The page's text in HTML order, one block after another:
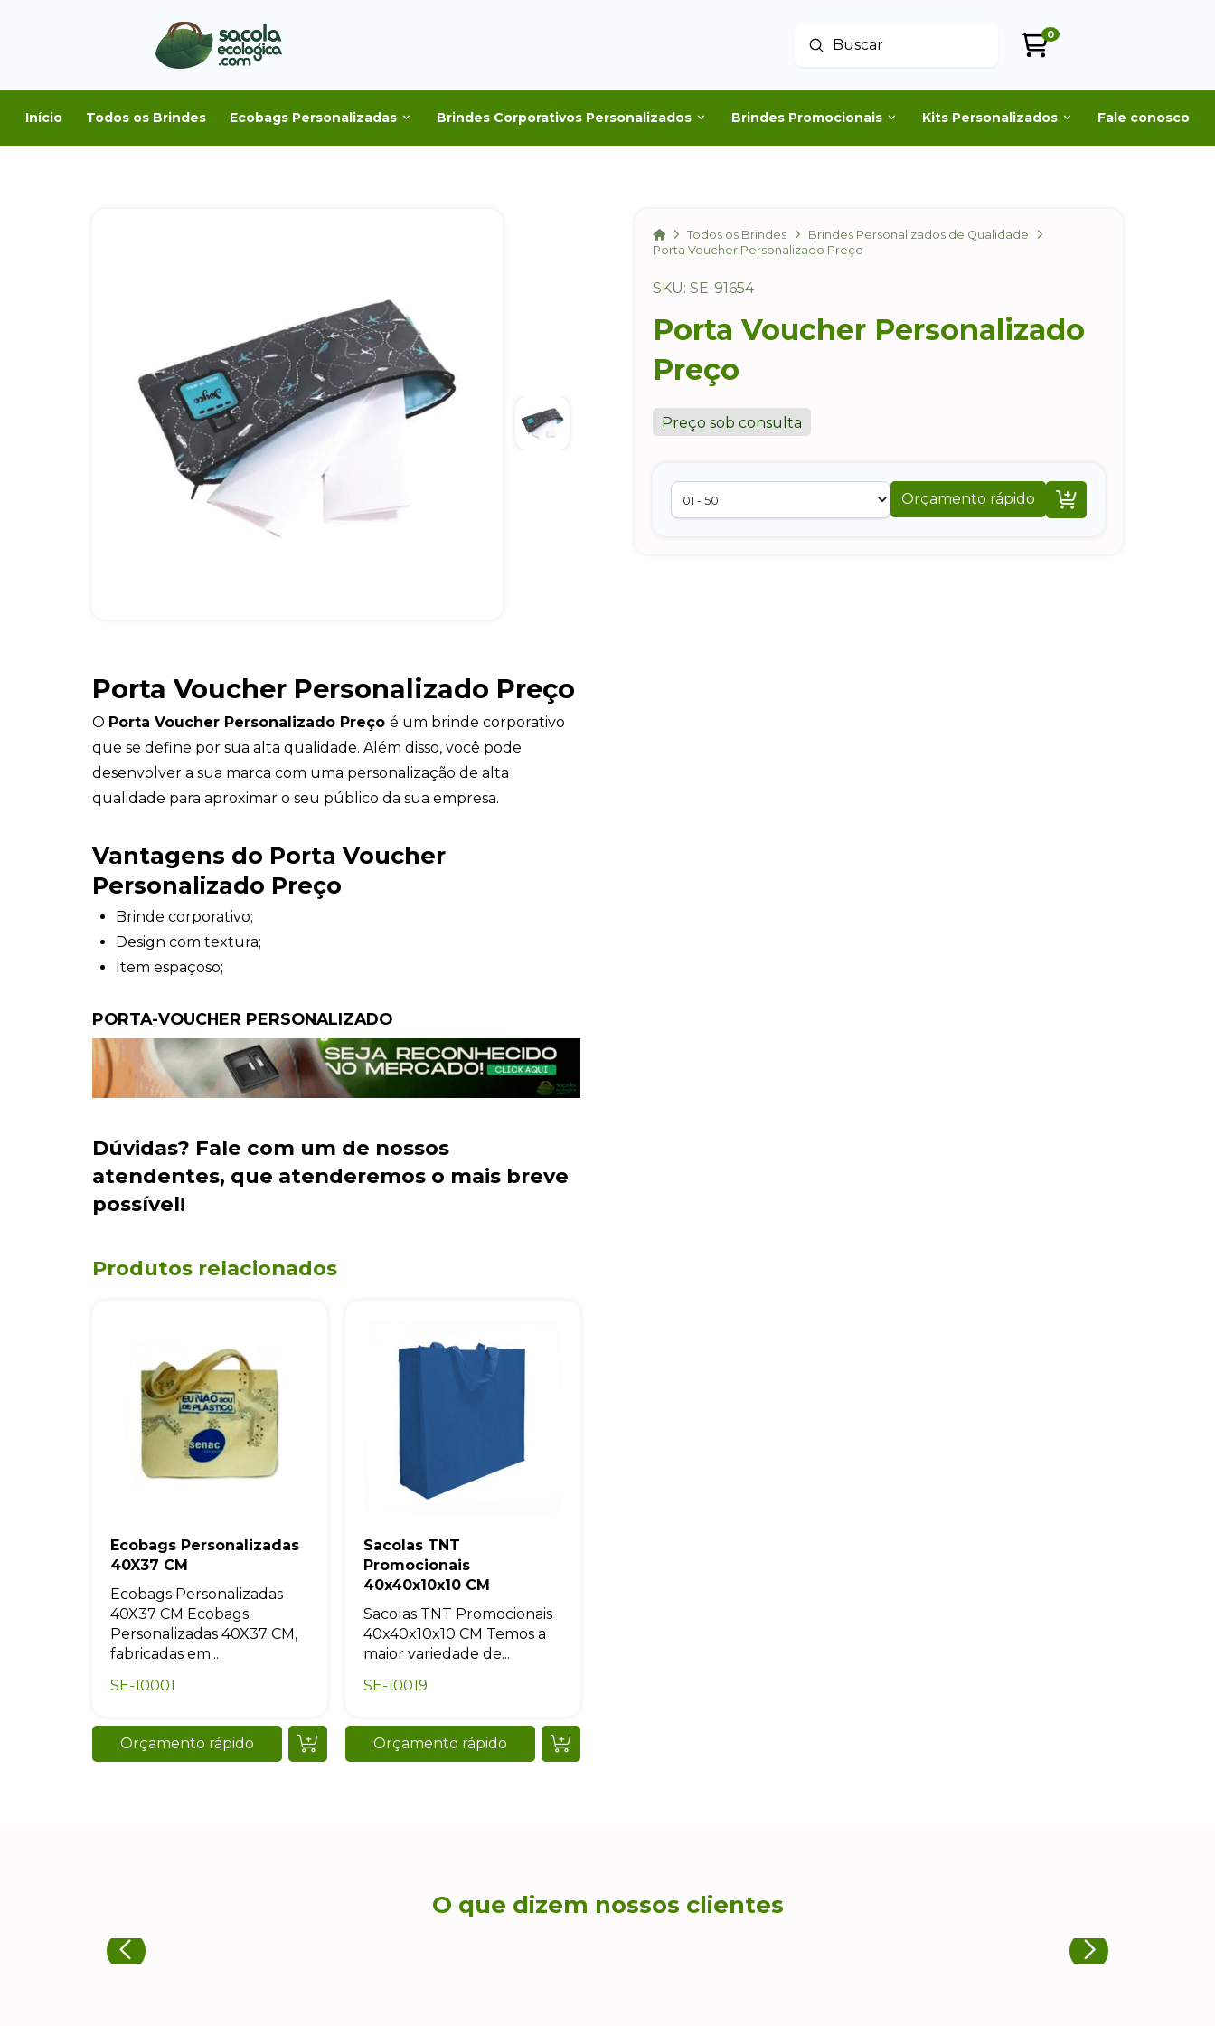
Buscar
Enviar
0
Início Todos os Brindes Ecobags Personalizadas Brindes Corporativos Personalizados Brindes Promocionais Kits Personalizados Fale conosco
HomeTodos os Brindes
Brindes Personalizados de Qualidade
Porta Voucher Personalizado Preço
SKU: SE-91654
Porta Voucher Personalizado
Preço
Preço sob consulta
Orçamento rápido 
Porta Voucher Personalizado Preço
O Porta Voucher Personalizado Preço é um brinde corporativo
que se define por sua alta qualidade. Além disso, você pode
desenvolver a sua marca com uma personalização de alta
qualidade para aproximar o seu público da sua empresa.
Vantagens do Porta Voucher
Personalizado Preço
Brinde corporativo;
Design com textura;
Item espaçoso;
PORTA-VOUCHER PERSONALIZADO
Dúvidas? Fale com um de nossos
atendentes, que atenderemos o mais breve
possível!
Produtos relacionados
Ecobags Personalizadas
40X37 CM
Ecobags Personalizadas
40X37 CM Ecobags
Personalizadas 40X37 CM,
fabricadas em...
SE-10001
Orçamento rápido
Sacolas TNT
Promocionais
40x40x10x10 CM
Sacolas TNT Promocionais
40x40x10x10 CM Temos a
maior variedade de...
SE-10019
Orçamento rápido
O que dizem nossos clientes
A nossa empresa está comprometida a proteger e respeitar sua
privacidade, utilizaremos seus dados apenas para fins de
momento.